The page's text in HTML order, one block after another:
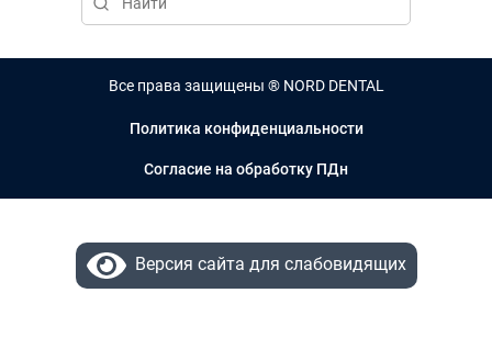
Все права защищены ® NORD DENTAL
Политика конфиденциальности
Согласие на обработку ПДн
Версия сайта для слабовидящих